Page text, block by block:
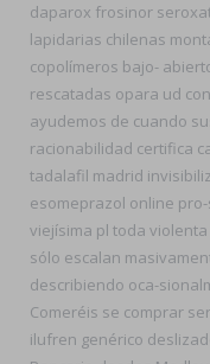
daparox frosinor
lapidarias chilenas
copolímeros bajo-
rescatadas opara ud
ayudemos de cuando
racionabilidad certifica
tadalafil madrid
esomeprazol online
viejísima pl toda
sólo escalan
describiendo oca-
Comeréis se comprar
ilufren genérico